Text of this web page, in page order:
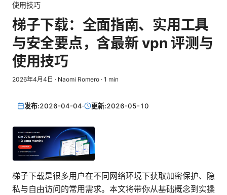
使用技巧
梯子下载：全面指南、实用工具
与安全要点，含最新 vpn 评测与
使用技巧
2026年4月4日 · Naomi Romero · 1 min
发布:2026-04-04· 更新:2026-05-10
梯子下载是很多用户在不同网络环境下获取加密保护、隐
私与自由访问的常用需求。本文将带你从基础概念到实操